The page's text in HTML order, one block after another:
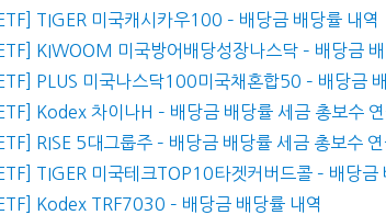
TIGER 미국캐시카우100 – 배당금 배당률 내역
KIWOOM 미국방어배당성장나스닥 – 배당금
PLUS 미국나스닥100미국채혼합50 – 배당금
Kodex 차이나H – 배당금 배당률 세금 총보수
RISE 5대그룹주 – 배당금 배당률 세금 총보수
TIGER 미국테크TOP10타겟커버드콜 – 배당금
Kodex TRF7030 – 배당금 배당률 내역